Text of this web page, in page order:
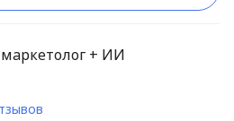
+ ИИ